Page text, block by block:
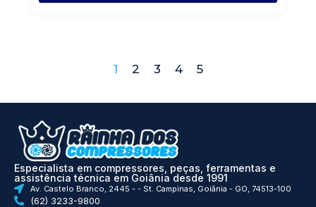
1 2 3 4 5
Especialista em compressores, peças, ferramentas e
assistência técnica em Goiânia desde 1991
Av. Castelo Branco, 2445 - - St. Campinas, Goiânia - GO, 74513-100
(62) 3233-9800